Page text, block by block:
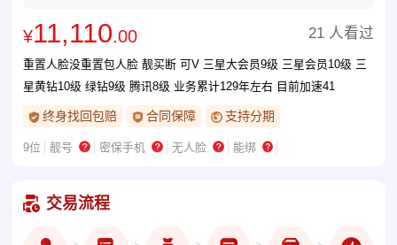
¥11,110.00 21 人看过
重置人脸没重置包人脸 靓买断 可V 三星大会员9级 三星会员10级 三
星黄钻10级 绿钻9级 腾讯8级 业务累计129年左右 目前加速41
终身找回包赔 合同保障 支持分期
9位 靓号 密保手机 无人脸 能绑
交易流程